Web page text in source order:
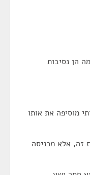
הן נסיבות
מוסיפה את אותו
זה, אלא מכניסה